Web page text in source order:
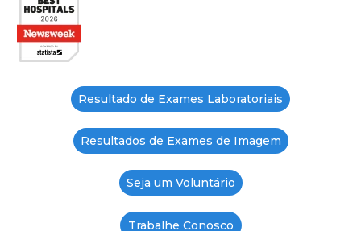
Resultado de Exames Laboratoriais
Resultados de Exames de Imagem
Seja um Voluntário
Trabalhe Conosco